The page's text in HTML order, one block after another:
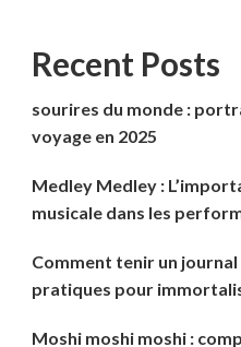
Recent Posts
sourires du monde :
voyage en 2025
Medley Medley :
musicale dans les
Comment tenir un journal
pratiques pour
Moshi moshi moshi :